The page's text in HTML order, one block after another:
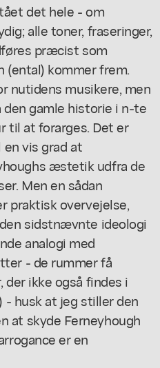
det hele - om
alle toner, fraseringer,
præcist som
(ental) kommer frem.
nutidens musikere, men
gamle historie i n-te
til at forarges. Det er
vis grad at
æstetik udfra de
Men en sådan
praktisk overvejelse,
sidstnævnte ideologi
analogi med
- de rummer få
ikke også findes i
husk at jeg stiller den
at skyde Ferneyhough
er en